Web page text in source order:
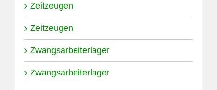
Zeitzeugen
Zeitzeugen
Zwangsarbeiterlager
Zwangsarbeiterlager